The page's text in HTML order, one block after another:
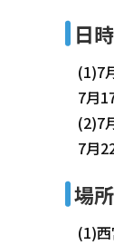
日時
(1)7
7月
(2)7
7月
場所
(1)